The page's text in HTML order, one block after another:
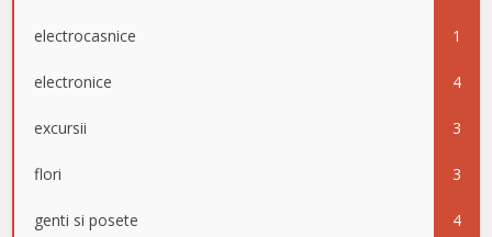
electrocasnice 1
electronice 4
excursii 3
flori 3
genti si posete 4